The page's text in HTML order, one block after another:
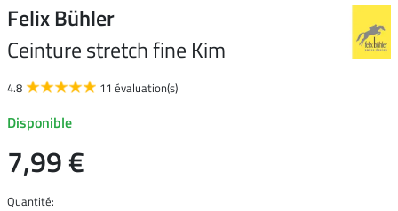
Felix Bühler
Ceinture stretch fine Kim
4.8 11 évaluation(s)
Disponible
7,99 €
Quantité: